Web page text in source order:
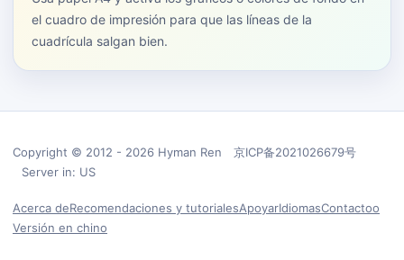
el cuadro de impresión para que las líneas de la
cuadrícula salgan bien.
Copyright © 2012 - 2026 Hyman Ren 京ICP备2021026679号
Server in: US
Acerca deRecomendaciones y tutorialesApoyarIdiomasContactoo
Versión en chino